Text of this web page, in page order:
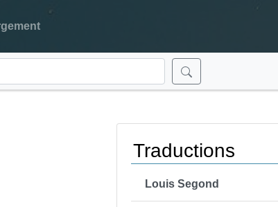
Traductions
Louis Segond